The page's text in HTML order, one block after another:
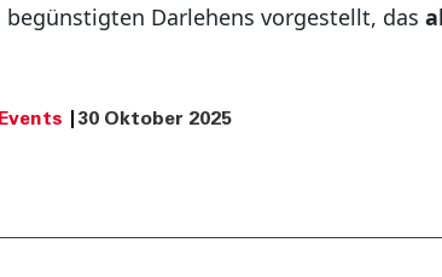
begünstigten Darlehens vorgestellt, das
Events 30 Oktober 2025